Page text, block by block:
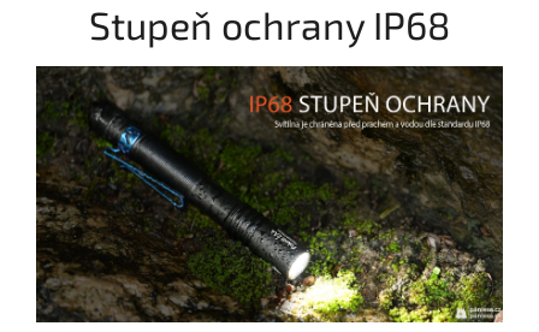
Stupeň ochrany IP68